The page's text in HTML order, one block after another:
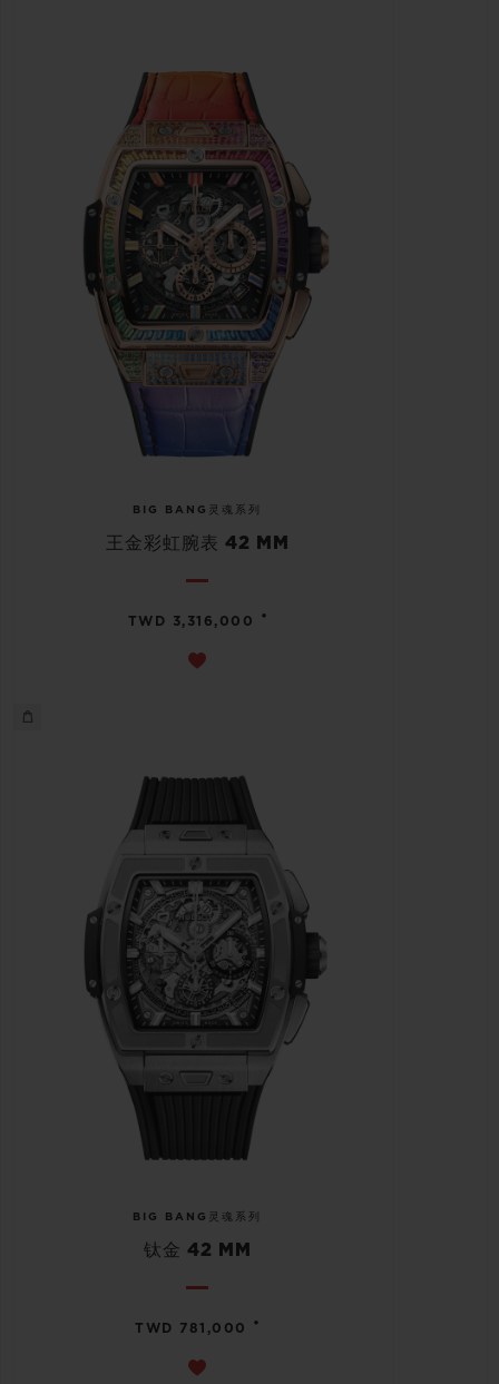
BIG BANG灵魂系列
王金彩虹腕表 42 MM
TWD 3,316,000 •
BIG BANG灵魂系列
钛金 42 MM
TWD 781,000 •